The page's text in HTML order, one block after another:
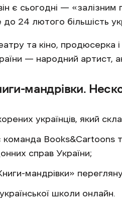
є сьогодні — «залізним
24 лютого більшість
та кіно, продюсерка
— народний артист,
мандрівки.
українців, який
Books&Cartoons
справ України;
мандрівки»
школи онлайн.